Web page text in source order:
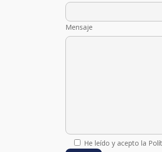
Mensaje
He leído y acepto la